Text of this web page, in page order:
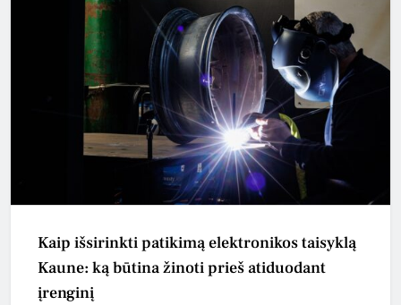
Kaip išsirinkti patikimą elektronikos taisyklą
Kaune: ką būtina žinoti prieš atiduodant
įrenginį